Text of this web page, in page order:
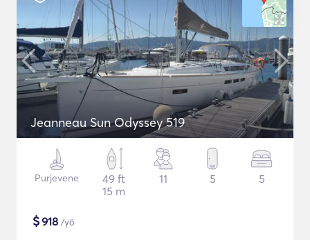
Jeanneau Sun Odyssey 519
Purjevene
49 ft
15 m
11 5 5
$918 /yö